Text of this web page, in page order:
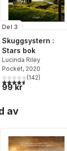
röster:
Del 3
Skuggsystern :
Stars bok
Lucinda Riley
Pocket, 2020
4,6utav 5 stjärnor.
(142)
99 kr
av